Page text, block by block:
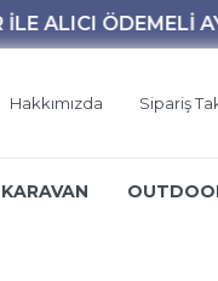
Hakkımızda Sipariş
KARAVAN